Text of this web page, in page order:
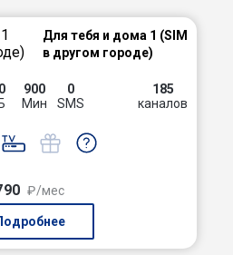
Для тебя и дома 1 (SIM
в другом городе)
900
Мин
0
SMS
185
каналов
₽/мес